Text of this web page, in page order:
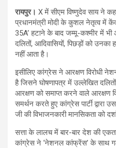
रायपुर। X में सीएम विष्णुदेव साय ने
प्रधानमंत्री मोदी के कुशल नेतृत्व में
35A’ हटाने के बाद जम्मू-कश्मीर में
दलितों, आदिवासियों, पिछड़ों को
नहीं आता है।
इसीलिए कांग्रेस ने आरक्षण विरोधी
है जिसने घोषणापत्र में उल्लेखित
आरक्षण को समाप्त करने वाले आरक्षण
समर्थन करते हुए कांग्रेस पार्टी द्वारा
जी की विभाजनकारी मानसिकता को
सत्ता के लालच में बार-बार देश की
कांग्रेस ने ‘नेशनल कांफ्रेंस’ के साथ